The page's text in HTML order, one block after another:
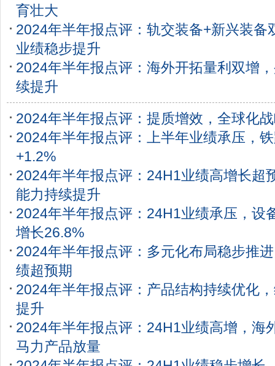
育壮大
2024年半年报点评：轨交装备+新兴装备
业绩稳步提升
2024年半年报点评：海外开拓量利双增
续提升
2024年半年报点评：提质增效，全球化
2024年半年报点评：上半年业绩承压，
+1.2%
2024年半年报点评：24H1业绩高增长超
能力持续提升
2024年半年报点评：24H1业绩承压，设
增长26.8%
2024年半年报点评：多元化布局稳步推
绩超预期
2024年半年报点评：产品结构持续优化
提升
2024年半年报点评：24H1业绩高增，海
马力产品放量